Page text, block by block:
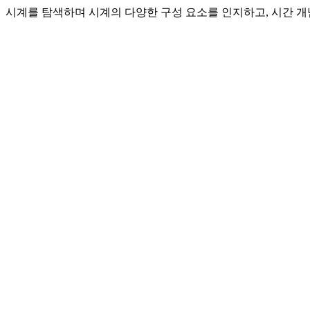
시계를 탐색하며 시계의 다양한 구성 요소를 인지하고, 시간